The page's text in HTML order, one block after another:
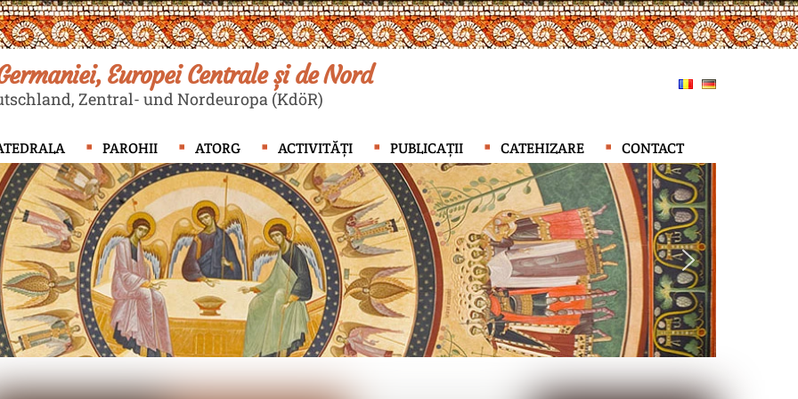
Europei Centrale și de Nord
Zentral- und Nordeuropa (KdöR)
PAROHII ATORG ACTIVITĂȚI PUBLICAȚII CATEHIZARE CONTACT